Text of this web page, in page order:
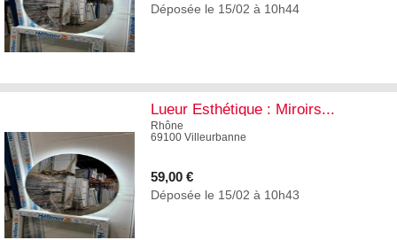
Déposée le 15/02 à 10h44
Lueur Esthétique : Miroirs...
Rhône
69100 Villeurbanne
59,00 €
Déposée le 15/02 à 10h43